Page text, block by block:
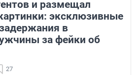
и размещал
эксклюзивные
в
за фейки об
27